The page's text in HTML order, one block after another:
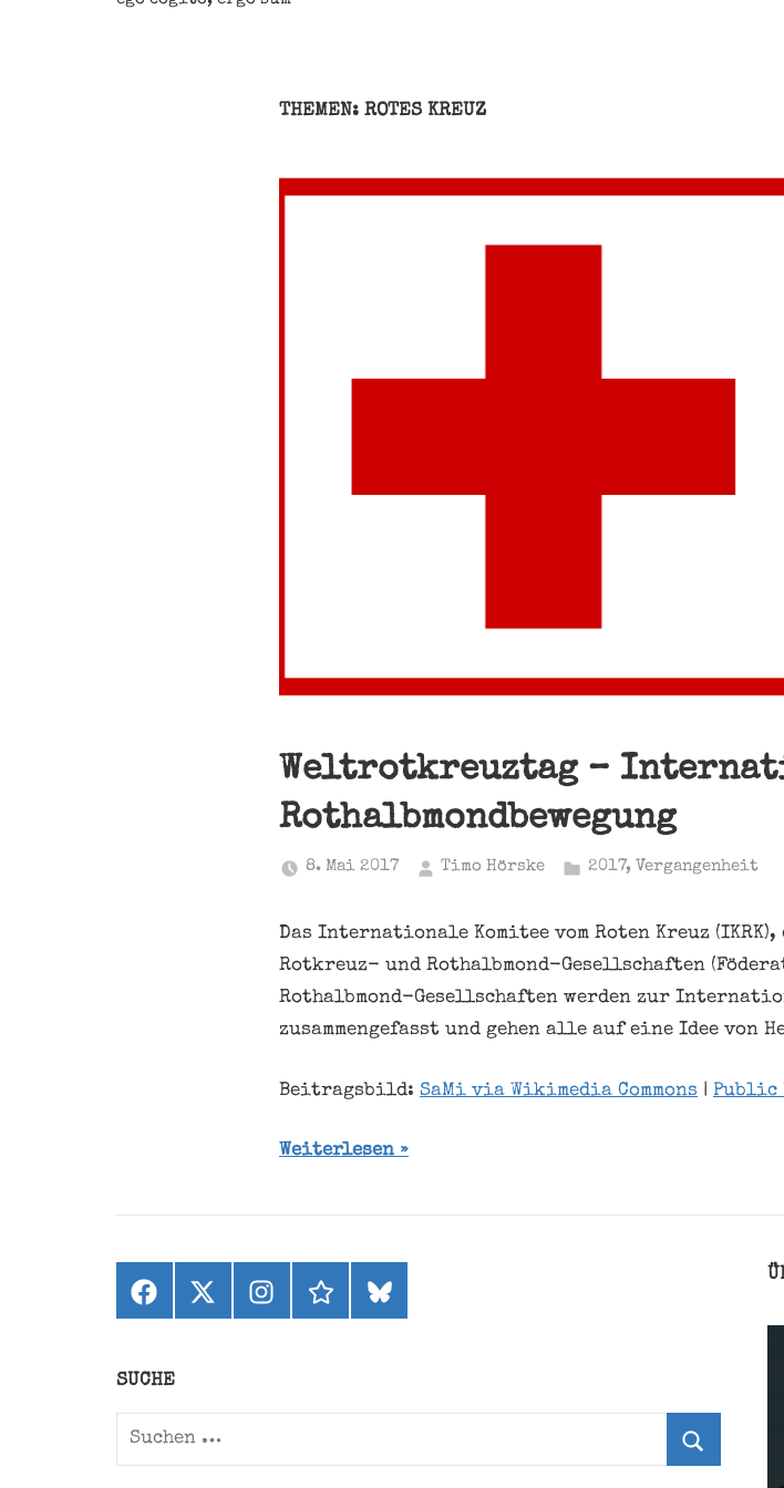
THEMEN: ROTES KREUZ
Weltrotkreuztag –
Rothalbmondbewegung
8. Mai 2017 Timo Hörske 2017, Vergangenheit
Das Internationale Komitee vom Roten Kreuz
Rotkreuz- und Rothalbmond-Gesellschaften
Rothalbmond-Gesellschaften werden zur
zusammengefasst und gehen alle auf eine Idee von
Beitragsbild: SaMi via Wikimedia Commons | Public
Weiterlesen
Facebook
X
(ehemals
Instagramthreadsbluesky
SUCHE
Suchen